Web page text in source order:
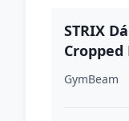
STRIX
GymBeam